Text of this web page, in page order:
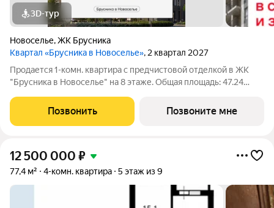
3D-тур
Новоселье,ЖК Брусника
Квартал «Брусника в Новоселье», 2 квартал 2027
Продается 1-комн. квартира с предчистовой отделкой в ЖК
"Брусника в Новоселье" на 8 этаже. Общая площадь: 47.24
21.4 кв.м. Все окна выходят на одну сторону. В квартире один
балкон, один
Позвонить Позвоните мне
12 500 000 ₽
77,4 м² 4-комн. квартира 5 этаж из 9